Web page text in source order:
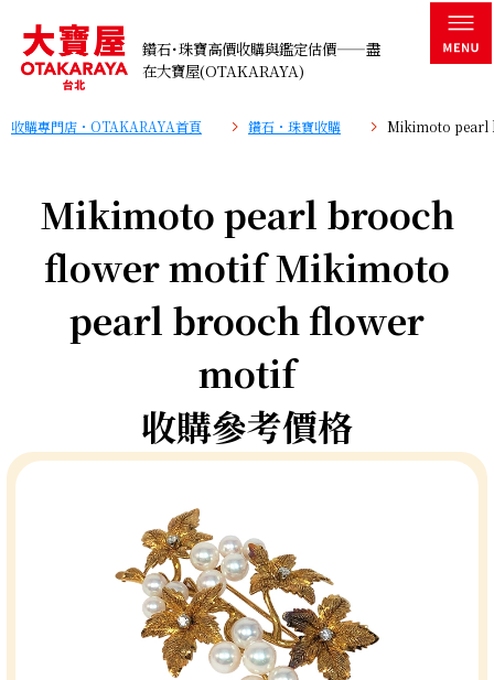
鑽石･珠寶高價收購與鑑定估價——盡
在大寶屋(OTAKARAYA)
收購專門店・OTAKARAYA首頁 鑽石・珠寶收購 Mikimoto pearl
Mikimoto pearl brooch
flower motif Mikimoto
pearl brooch flower
motif
收購參考價格